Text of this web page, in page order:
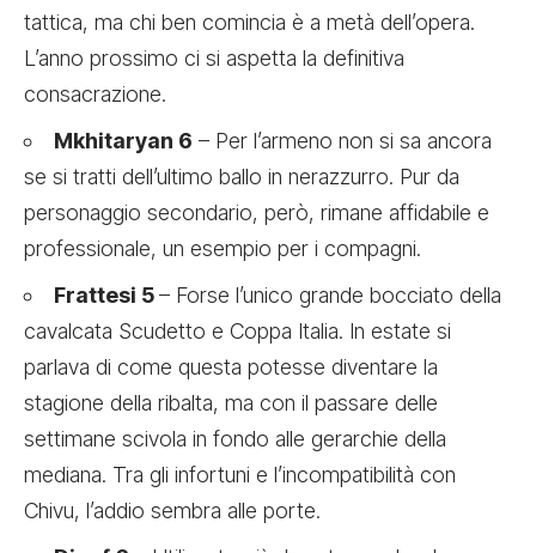
tattica, ma chi ben comincia è a metà dell’opera.
L’anno prossimo ci si aspetta la definitiva
consacrazione.
Mkhitaryan 6 – Per l’armeno non si sa ancora
se si tratti dell’ultimo ballo in nerazzurro. Pur da
personaggio secondario, però, rimane affidabile e
professionale, un esempio per i compagni.
Frattesi 5– Forse l’unico grande bocciato della
cavalcata Scudetto e Coppa Italia. In estate si
parlava di come questa potesse diventare la
stagione della ribalta, ma con il passare delle
settimane scivola in fondo alle gerarchie della
mediana. Tra gli infortuni e l’incompatibilità con
Chivu, l’addio sembra alle porte.